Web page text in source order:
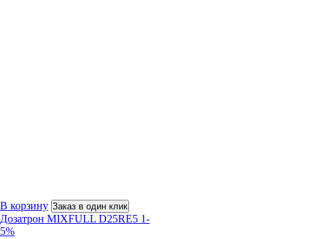
В корзину Заказ в один клик
Дозатрон MIXFULL D25RE5 1-
5%